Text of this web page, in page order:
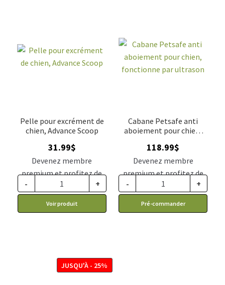
Pelle pour excrément de
chien, Advance Scoop
31.99$
Devenez membre
premium et profitez de
ce prix rabais : 26.39$ CA
- +
Voir produit
Cabane Petsafe anti
aboiement pour chien,
118.99$
Devenez membre
premium et profitez de
ce prix rabais : 98.17$ CA
- +
Pré-commander
JUSQU'À - 25%